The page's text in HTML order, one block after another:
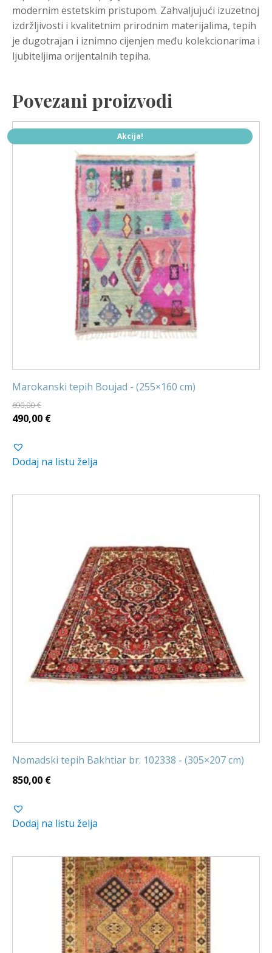
modernim estetskim pristupom. Zahvaljujući izuzetnoj
izdržljivosti i kvalitetnim prirodnim materijalima, tepih
je dugotrajan i iznimno cijenjen među kolekcionarima i
ljubiteljima orijentalnih tepiha.
Povezani proizvodi
Akcija!
Marokanski tepih Boujad - (255×160 cm)
690,00€
Izvorna
bila
je:
490,00 €Trenutna
490,00 €.
Dodaj na listu želja
Nomadski tepih Bakhtiar br. 102338 - (305×207 cm)
850,00 €
Dodaj na listu želja